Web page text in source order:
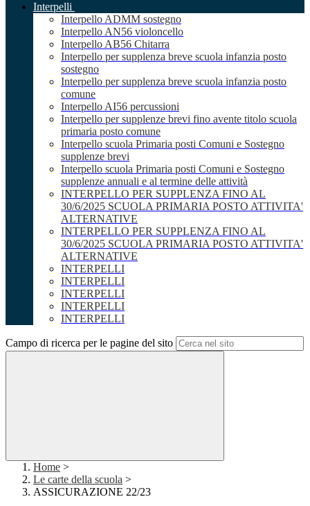
Interpelli
Interpello ADMM sostegno
Interpello AN56 violoncello
Interpello AB56 Chitarra
Interpello per supplenza breve scuola infanzia posto
sostegno
Interpello per supplenza breve scuola infanzia posto
comune
Interpello AI56 percussioni
Interpello per supplenze brevi fino avente titolo scuola
primaria posto comune
Interpello scuola Primaria posti Comuni e Sostegno
supplenze brevi
Interpello scuola Primaria posti Comuni e Sostegno
supplenze annuali e al termine delle attività
INTERPELLO PER SUPPLENZA FINO AL
30/6/2025 SCUOLA PRIMARIA POSTO ATTIVITA'
ALTERNATIVE
INTERPELLO PER SUPPLENZA FINO AL
30/6/2025 SCUOLA PRIMARIA POSTO ATTIVITA'
ALTERNATIVE
INTERPELLI
INTERPELLI
INTERPELLI
INTERPELLI
INTERPELLI
Campo di ricerca per le pagine del sito
Home >
Le carte della scuola >
ASSICURAZIONE 22/23